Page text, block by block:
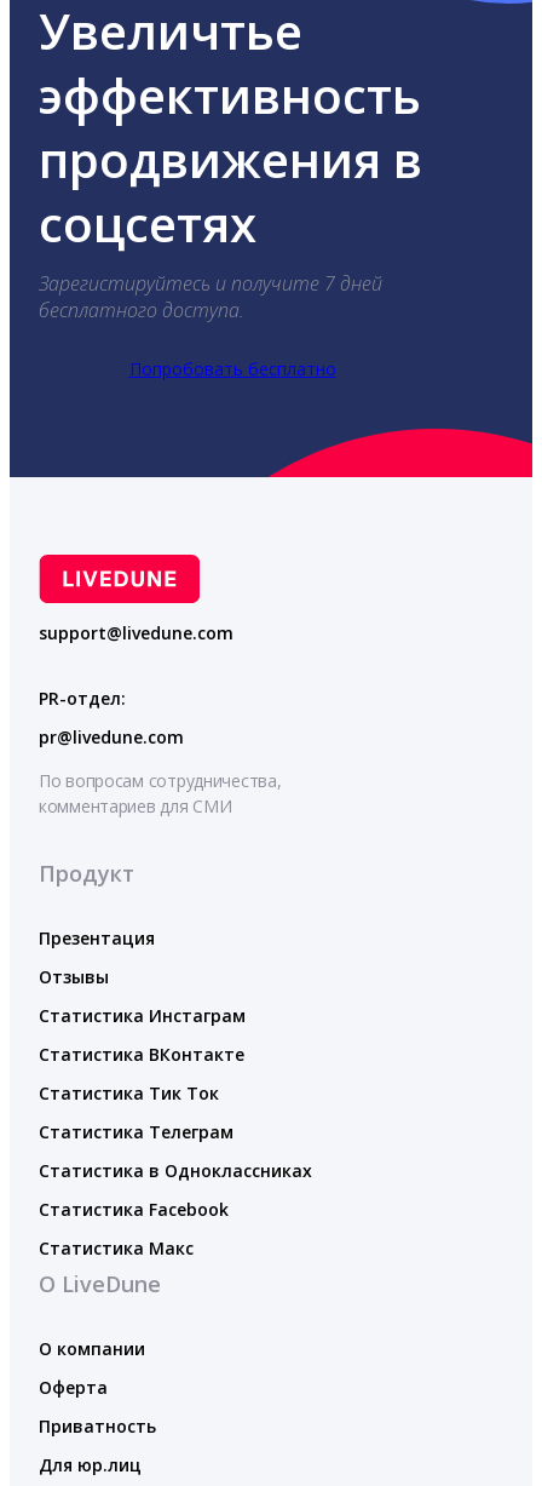
Увеличтье
эффективность
продвижения в
соцсетях
Зарегистируйтесь и получите 7 дней
бесплатного доступа.
Попробовать бесплатно
support@livedune.com
PR-отдел:
pr@livedune.com
По вопросам сотрудничества,
комментариев для СМИ
Продукт
Презентация
Отзывы
Статистика Инстаграм
Статистика ВКонтакте
Статистика Тик Ток
Статистика Телеграм
Статистика в Одноклассниках
Статистика Facebook
Статистика Макс
О LiveDune
О компании
Оферта
Приватность
Для юр.лиц